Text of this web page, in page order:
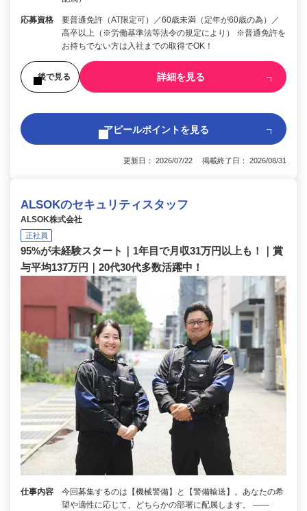
応募資格
要普通免許（AT限定可）／60歳未満（定年が60歳の為）／
高卒以上（※労働基準法等法令の規定により） ※普通免許を
お持ちでない方は入社までの取得でOK！
後で見る 詳細を見る
アピールポイントを見る
更新日： 2026/07/22 掲載終了日： 2026/08/31
ALSOKのセキュリティスタッフ
ALSOK株式会社
正社員
95%が未経験スタート｜1年目で月収31万円以上も！｜賞
与平均137万円｜20代30代多数活躍中！
仕事内容
今回募集するのは【機械警備】と【警備輸送】。あなたの希
望や適性に応じて、どちらかの部署に配属します。 ――